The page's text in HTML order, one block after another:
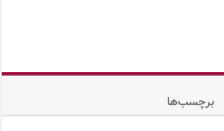
برچسب‌ها